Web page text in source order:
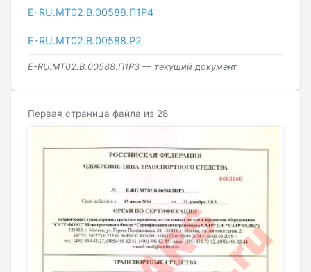
E-RU.МТ02.B.00588.П1Р4
E-RU.МТ02.B.00588.Р2
E-RU.МТ02.B.00588.П1Р3 — текущий документ
Первая страница файла из 28